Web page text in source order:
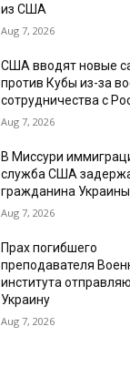
из США
Aug 7, 2026
США вводят новые
против Кубы из-за
сотрудничества с
Aug 7, 2026
В Миссури
служба США
гражданина Украины
Aug 7, 2026
Прах погибшего
преподавателя
института
Украину
Aug 7, 2026